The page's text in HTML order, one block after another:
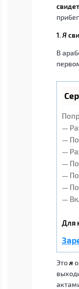
1.Я
В
—
—
—
—
—
—
—
Для
Этоя